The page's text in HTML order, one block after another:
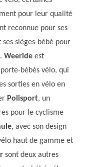
pour leur qualité
reconnue pour ses
sièges-bébé pour
Weeride est
bébés vélo, qui
sorties en vélo en
Polisport, un
pour le cyclisme
, avec son design
haut de gamme et
sont deux autres